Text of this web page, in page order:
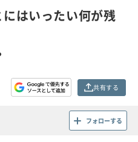
はいったい何が残
共有する
フォローする